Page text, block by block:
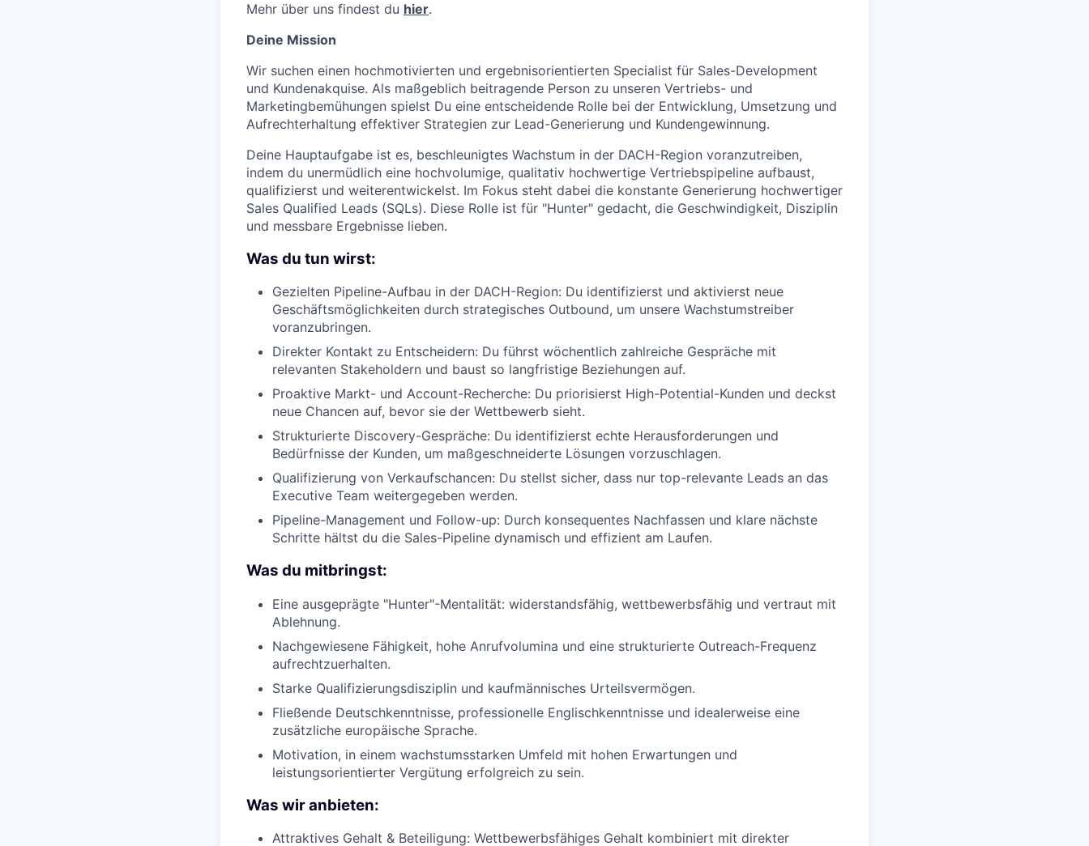
Mehr über uns findest du hier.
Deine Mission
Wir suchen einen hochmotivierten und ergebnisorientierten Specialist für Sales-Development
und Kundenakquise. Als maßgeblich beitragende Person zu unseren Vertriebs- und
Marketingbemühungen spielst Du eine entscheidende Rolle bei der Entwicklung, Umsetzung und
Aufrechterhaltung effektiver Strategien zur Lead-Generierung und Kundengewinnung.
Deine Hauptaufgabe ist es, beschleunigtes Wachstum in der DACH-Region voranzutreiben,
indem du unermüdlich eine hochvolumige, qualitativ hochwertige Vertriebspipeline aufbaust,
qualifizierst und weiterentwickelst. Im Fokus steht dabei die konstante Generierung hochwertiger
Sales Qualified Leads (SQLs). Diese Rolle ist für "Hunter" gedacht, die Geschwindigkeit, Disziplin
und messbare Ergebnisse lieben.
Was du tun wirst:
Gezielten Pipeline-Aufbau in der DACH-Region: Du identifizierst und aktivierst neue
Geschäftsmöglichkeiten durch strategisches Outbound, um unsere Wachstumstreiber
voranzubringen.
Direkter Kontakt zu Entscheidern: Du führst wöchentlich zahlreiche Gespräche mit
relevanten Stakeholdern und baust so langfristige Beziehungen auf.
Proaktive Markt- und Account-Recherche: Du priorisierst High-Potential-Kunden und deckst
neue Chancen auf, bevor sie der Wettbewerb sieht.
Strukturierte Discovery-Gespräche: Du identifizierst echte Herausforderungen und
Bedürfnisse der Kunden, um maßgeschneiderte Lösungen vorzuschlagen.
Qualifizierung von Verkaufschancen: Du stellst sicher, dass nur top-relevante Leads an das
Executive Team weitergegeben werden.
Pipeline-Management und Follow-up: Durch konsequentes Nachfassen und klare nächste
Schritte hältst du die Sales-Pipeline dynamisch und effizient am Laufen.
Was du mitbringst:
Eine ausgeprägte "Hunter"-Mentalität: widerstandsfähig, wettbewerbsfähig und vertraut mit
Ablehnung.
Nachgewiesene Fähigkeit, hohe Anrufvolumina und eine strukturierte Outreach-Frequenz
aufrechtzuerhalten.
Starke Qualifizierungsdisziplin und kaufmännisches Urteilsvermögen.
Fließende Deutschkenntnisse, professionelle Englischkenntnisse und idealerweise eine
zusätzliche europäische Sprache.
Motivation, in einem wachstumsstarken Umfeld mit hohen Erwartungen und
leistungsorientierter Vergütung erfolgreich zu sein.
Was wir anbieten:
Attraktives Gehalt & Beteiligung: Wettbewerbsfähiges Gehalt kombiniert mit direkter